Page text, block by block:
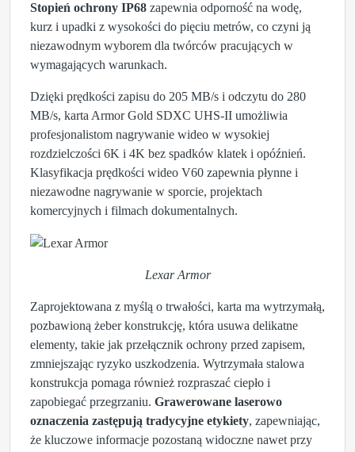
Stopień ochrony IP68 zapewnia odporność na wodę,
kurz i upadki z wysokości do pięciu metrów, co czyni ją
niezawodnym wyborem dla twórców pracujących w
wymagających warunkach.
Dzięki prędkości zapisu do 205 MB/s i odczytu do 280
MB/s, karta Armor Gold SDXC UHS-II umożliwia
profesjonalistom nagrywanie wideo w wysokiej
rozdzielczości 6K i 4K bez spadków klatek i opóźnień.
Klasyfikacja prędkości wideo V60 zapewnia płynne i
niezawodne nagrywanie w sporcie, projektach
komercyjnych i filmach dokumentalnych.
Lexar Armor
Zaprojektowana z myślą o trwałości, karta ma wytrzymałą,
pozbawioną żeber konstrukcję, która usuwa delikatne
elementy, takie jak przełącznik ochrony przed zapisem,
zmniejszając ryzyko uszkodzenia. Wytrzymała stalowa
konstrukcja pomaga również rozpraszać ciepło i
zapobiegać przegrzaniu. Grawerowane laserowo
oznaczenia zastępują tradycyjne etykiety, zapewniając,
że kluczowe informacje pozostaną widoczne nawet przy